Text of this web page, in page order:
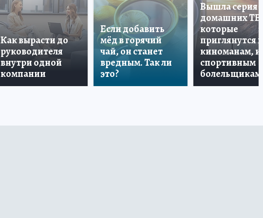
Как вырасти до
руководителя
внутри одной
компании
Если добавить
мёд в горячий
чай, он станет
вредным. Так ли
это?
Вышла серия
домашних ТВ,
которые
приглянутся и
киноманам, и
спортивным
болельщикам